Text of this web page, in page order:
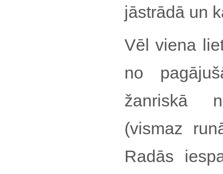
jāstrādā un
Vēl viena
no
žanriskā
(vismaz
Radās